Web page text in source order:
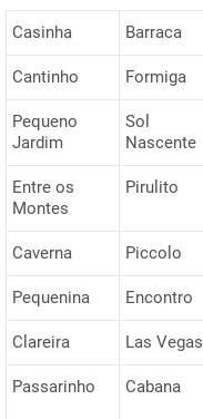
Casinha Barraca
Cantinho Formiga
Pequeno
Jardim
Sol
Nascente
Entre os
Montes
Pirulito
Caverna Piccolo
Pequenina Encontro
Clareira Las Vegas
Passarinho Cabana